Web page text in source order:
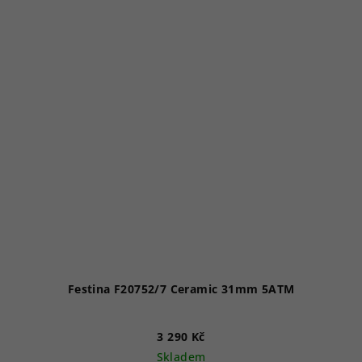
Festina F20752/7 Ceramic 31mm 5ATM
3 290 Kč
Skladem